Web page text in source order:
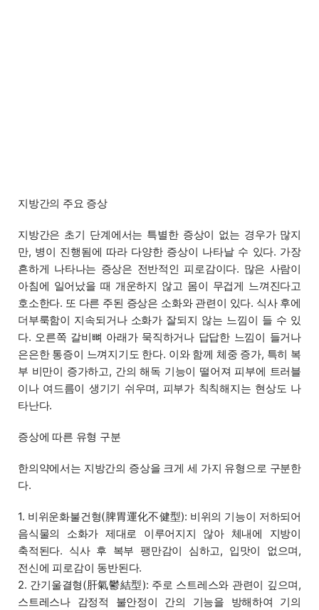
지방간의 주요 증상
지방간은 초기 단계에서는 특별한 증상이 없는 경우가 많지
만, 병이 진행됨에 따라 다양한 증상이 나타날 수 있다. 가장
흔하게 나타나는 증상은 전반적인 피로감이다. 많은 사람이
아침에 일어났을 때 개운하지 않고 몸이 무겁게 느껴진다고
호소한다. 또 다른 주된 증상은 소화와 관련이 있다. 식사 후에
더부룩함이 지속되거나 소화가 잘되지 않는 느낌이 들 수 있
다. 오른쪽 갈비뼈 아래가 묵직하거나 답답한 느낌이 들거나
은은한 통증이 느껴지기도 한다. 이와 함께 체중 증가, 특히 복
부 비만이 증가하고, 간의 해독 기능이 떨어져 피부에 트러블
이나 여드름이 생기기 쉬우며, 피부가 칙칙해지는 현상도 나
타난다.
증상에 따른 유형 구분
한의약에서는 지방간의 증상을 크게 세 가지 유형으로 구분한
다.
1. 비위운화불건형(脾胃運化不健型): 비위의 기능이 저하되어
음식물의 소화가 제대로 이루어지지 않아 체내에 지방이
축적된다. 식사 후 복부 팽만감이 심하고, 입맛이 없으며,
전신에 피로감이 동반된다.
2. 간기울결형(肝氣鬱結型): 주로 스트레스와 관련이 깊으며,
스트레스나 감정적 불안정이 간의 기능을 방해하여 기의